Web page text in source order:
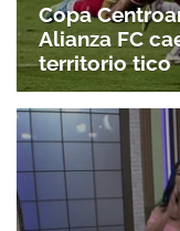
Copa
Alianza FC
territorio tico